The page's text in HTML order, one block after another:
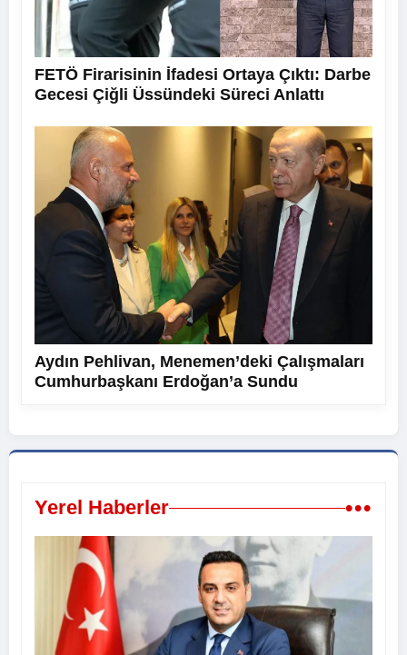
FETÖ Firarisinin İfadesi Ortaya Çıktı: Darbe
Gecesi Çiğli Üssündeki Süreci Anlattı
Aydın Pehlivan, Menemen’deki Çalışmaları
Cumhurbaşkanı Erdoğan’a Sundu
Yerel Haberler •••